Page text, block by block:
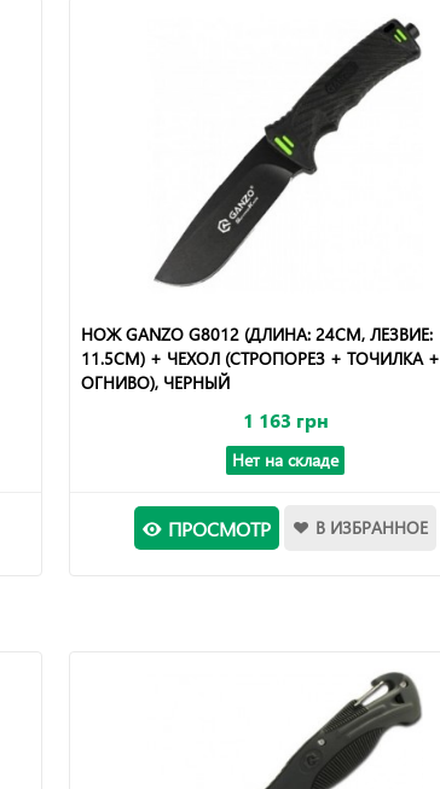
НОЖ GANZO G8012 (ДЛИНА: 24СМ, ЛЕЗВИЕ:
11.5СМ) + ЧЕХОЛ (СТРОПОРЕЗ + ТОЧИЛКА +
ОГНИВО), ЧЕРНЫЙ
1 163 грн
Нет на складе
ПРОСМОТР В ИЗБРАННОЕ